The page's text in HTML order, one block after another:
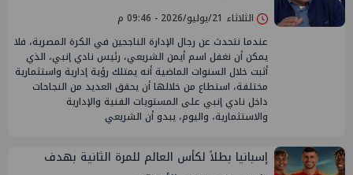
الثلاثاء 21/يوليو/2026 - 09:46 م
عندما نتحدث عن رجال الإدارة الناجحين في الكرة المصرية، فلا
يمكن أن نغفل اسم أيمن الشريعي، رئيس نادي إنبي، الذي
أثبت خلال السنوات الماضية أنه يمتلك رؤية إدارية واستثمارية
مختلفة، استطاع من خلالها أن يحقق العديد من النجاحات
داخل نادي إنبي على المستويات الفنية والإدارية
والاستثمارية، واليوم، يبدو أن الشريعي
إسبانيا بطلاً لكأس العالم للمرة الثانية بهدف